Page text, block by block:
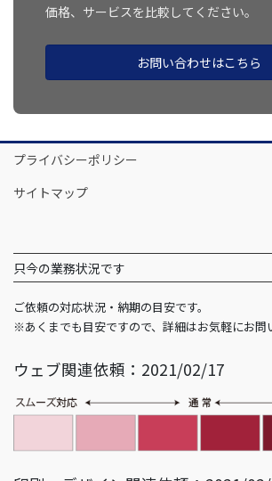
価格、サービスを比較してください。
お問い合わせはこちら
プライバシーポリシー
サイトマップ
只今の業務状況です
ご依頼の対応状況・納期の目安です。
※あくまでも目安ですので、詳細はお気軽にお問
ウェブ関連依頼：2021/02/17